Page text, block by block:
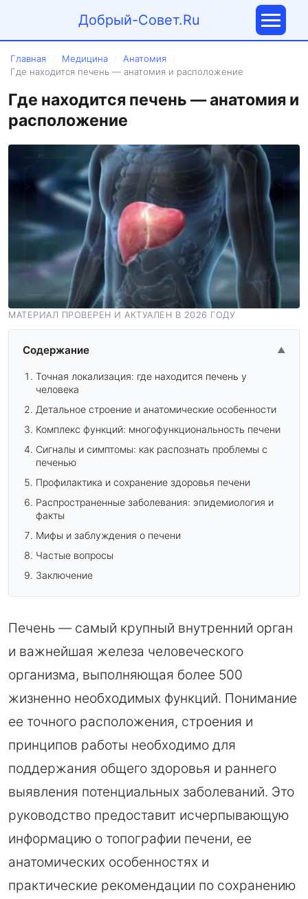
Добрый-Совет.Ru
Главная Медицина Анатомия
Где находится печень — анатомия и расположение
Где находится печень — анатомия и
расположение
МАТЕРИАЛ ПРОВЕРЕН И АКТУАЛЕН В 2026 ГОДУ
Содержание ▲
Точная локализация: где находится печень у
человека
Детальное строение и анатомические особенности
Комплекс функций: многофункциональность печени
Сигналы и симптомы: как распознать проблемы с
печенью
Профилактика и сохранение здоровья печени
Распространенные заболевания: эпидемиология и
факты
Мифы и заблуждения о печени
Частые вопросы
Заключение
Печень — самый крупный внутренний орган
и важнейшая железа человеческого
организма, выполняющая более 500
жизненно необходимых функций. Понимание
ее точного расположения, строения и
принципов работы необходимо для
поддержания общего здоровья и раннего
выявления потенциальных заболеваний. Это
руководство предоставит исчерпывающую
информацию о топографии печени, ее
анатомических особенностях и
практические рекомендации по сохранению